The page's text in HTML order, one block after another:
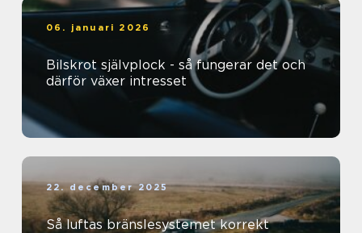
06. januari 2026
Bilskrot självplock - så fungerar det och
därför växer intresset
22. december 2025
Så luftas bränslesystemet korrekt